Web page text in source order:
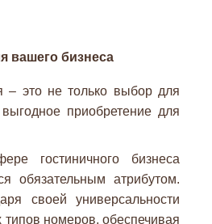
вашего бизнеса
– это не только выбор для
приобретение для
гостиничного бизнеса
обязательным атрибутом.
своей универсальности
номеров, обеспечивая